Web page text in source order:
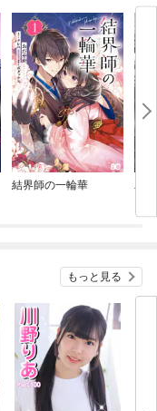
結界師の一輪華
バ
今
もっと見る